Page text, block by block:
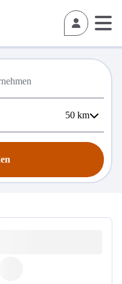
50 km